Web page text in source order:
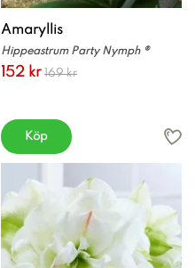
Amaryllis
Hippeastrum Party Nymph ®
152 kr 169 kr
Köp